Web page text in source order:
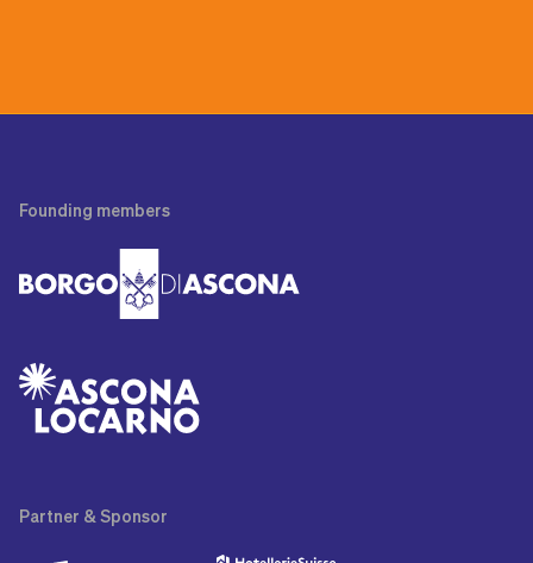
Founding members
Partner & Sponsor